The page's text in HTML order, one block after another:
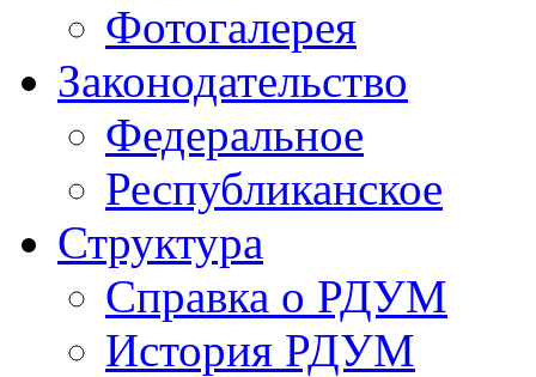
Фотогалерея
Законодательство
Федеральное
Республиканское
Структура
Справка о РДУМ
История РДУМ